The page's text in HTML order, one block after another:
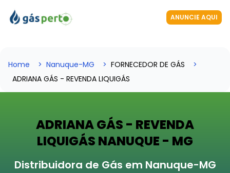
ANUNCIE AQUI
Home Nanuque-MG
FORNECEDOR DE GÁS
ADRIANA GÁS - REVENDA LIQUIGÁS
ADRIANA GÁS - REVENDA
LIQUIGÁS NANUQUE - MG
Distribuidora de Gás em Nanuque-MG